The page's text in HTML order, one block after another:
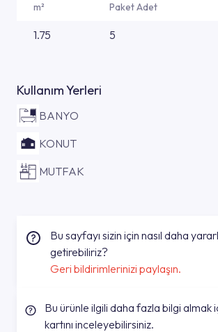
m² Paket Adet
1.75 5
Kullanım Yerleri
BANYO
KONUT
MUTFAK
Bu sayfayı sizin için nasıl daha
getirebiliriz?
Geri bildirimlerinizi paylaşın.
Bu ürünle ilgili daha fazla bilgi almak
kartını inceleyebilirsiniz.